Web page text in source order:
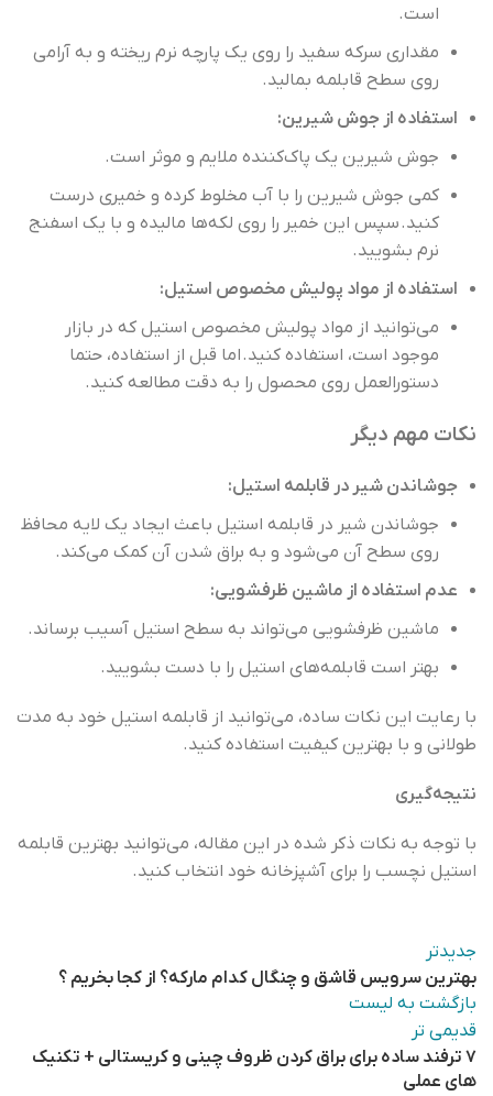
است.
مقداری سرکه سفید را روی یک پارچه نرم ریخته و به آرامی
روی سطح قابلمه بمالید.
استفاده از جوش شیرین:
جوش شیرین یک پاک‌کننده ملایم و موثر است.
کمی جوش شیرین را با آب مخلوط کرده و خمیری درست
کنید. سپس این خمیر را روی لکه‌ها مالیده و با یک اسفنج
نرم بشویید.
استفاده از مواد پولیش مخصوص استیل:
می‌توانید از مواد پولیش مخصوص استیل که در بازار
موجود است، استفاده کنید. اما قبل از استفاده، حتما
دستورالعمل روی محصول را به دقت مطالعه کنید.
نکات مهم دیگر
جوشاندن شیر در قابلمه استیل:
جوشاندن شیر در قابلمه استیل باعث ایجاد یک لایه محافظ
روی سطح آن می‌شود و به براق شدن آن کمک می‌کند.
عدم استفاده از ماشین ظرفشویی:
ماشین ظرفشویی می‌تواند به سطح استیل آسیب برساند.
بهتر است قابلمه‌های استیل را با دست بشویید.
با رعایت این نکات ساده، می‌توانید از قابلمه‌ استیل خود به مدت
طولانی و با بهترین کیفیت استفاده کنید.
نتیجه‌گیری
با توجه به نکات ذکر شده در این مقاله، می‌توانید بهترین قابلمه
استیل نچسب را برای آشپزخانه خود انتخاب کنید.
جدیدتر
بهترین سرویس قاشق و چنگال کدام مارکه؟ از کجا بخریم ؟
بازگشت به لیست
قدیمی تر
۷ ترفند ساده برای براق کردن ظروف چینی و کریستالی + تکنیک
های عملی